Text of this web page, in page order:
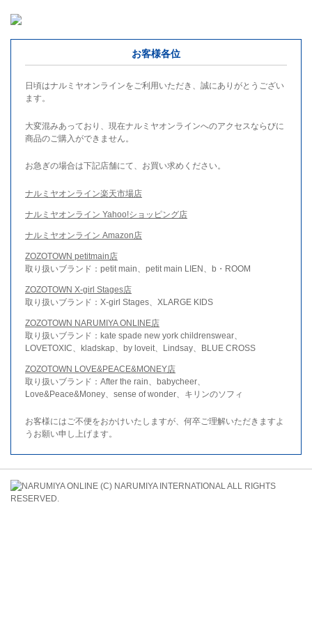
お客様各位
日頃はナルミヤオンラインをご利用いただき、誠にありがとうござい
ます。
大変混みあっており、現在ナルミヤオンラインへのアクセスならびに
商品のご購入ができません。
お急ぎの場合は下記店舗にて、お買い求めください。
ナルミヤオンライン楽天市場店
ナルミヤオンライン Yahoo!ショッピング店
ナルミヤオンライン Amazon店
ZOZOTOWN petitmain店
取り扱いブランド：petit main、petit main LIEN、b・ROOM
ZOZOTOWN X-girl Stages店
取り扱いブランド：X-girl Stages、XLARGE KIDS
ZOZOTOWN NARUMIYA ONLINE店
取り扱いブランド：kate spade new york childrenswear、
LOVETOXIC、kladskap、by loveit、Lindsay、BLUE CROSS
ZOZOTOWN LOVE&PEACE&MONEY店
取り扱いブランド：After the rain、babycheer、
Love&Peace&Money、sense of wonder、キリンのソフィ
お客様にはご不便をおかけいたしますが、何卒ご理解いただきますよ
うお願い申し上げます。